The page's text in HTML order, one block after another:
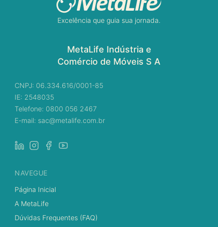
Excelência que guia sua jornada.
MetaLife Indústria e
Comércio de Móveis S A
CNPJ: 06.334.616/0001-85
IE: 2548035
Telefone: 0800 056 2467
E-mail: sac@metalife.com.br
NAVEGUE
Página Inicial
A MetaLife
Dúvidas Frequentes (FAQ)